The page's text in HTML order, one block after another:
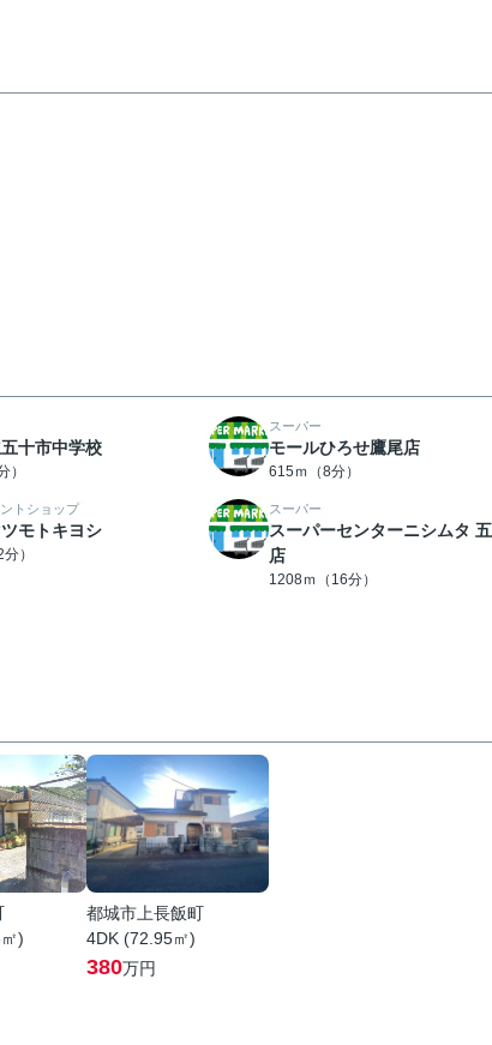
十市中学校
）
スーパー
モールひろせ鷹尾店
615ｍ（8分）
トショップ
ツモトキヨシ
）
スーパー
スーパーセンターニシムタ
店
1208ｍ（16分）
)
都城市上長飯町
4DK (72.95㎡)
380万円